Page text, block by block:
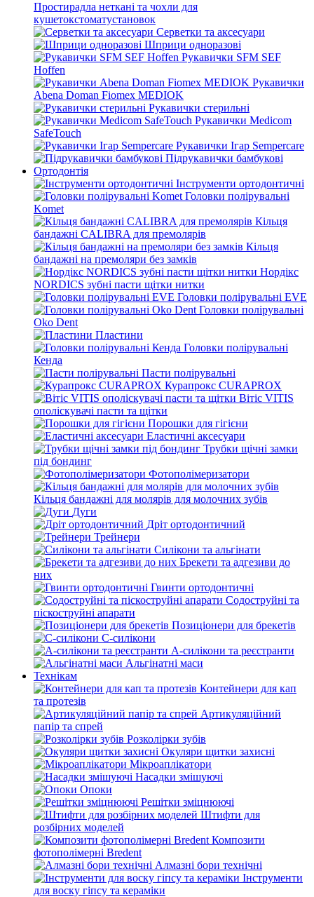
Простирадла неткані та чохли для
кушетокстоматустановок
Серветки та аксесуари
Шприци одноразові
Рукавички SFM SEF
Hoffen
Рукавички
Abena Doman Fiomex MEDIOK
Рукавички стерильні
Рукавички Medicom
SafeTouch
Рукавички Ігар Sempercare
Підрукавички бамбукові
Ортодонтія
Інструменти ортодонтичні
Головки полірувальні
Komet
Кільця
бандажні CALIBRA для премолярів
Кільця
бандажні на премоляри без замків
Нордікс
NORDICS зубні пасти щітки нитки
Головки полірувальні EVE
Головки полірувальні
Oko Dent
Пластини
Головки полірувальні
Кенда
Пасти полірувальні
Курапрокс CURAPROX
Вітіс VITIS
ополіскувачі пасти та щітки
Порошки для гігієни
Еластичні аксесуари
Трубки щічні замки
під бондинг
Фотополімеризатори
Кільця бандажні для молярів для молочних зубів
Дуги
Дріт ортодонтичний
Трейнери
Силікони та альгінати
Брекети та адгезиви до
них
Гвинти ортодонтичні
Содоструйні та
піскоструйні апарати
Позиціонери для брекетів
С-силікони
А-силікони та реєстранти
Альгінатні маси
Технікам
Контейнери для кап
та протезів
Артикуляційний
папір та спрей
Розколірки зубів
Окуляри щитки захисні
Мікроаплікатори
Насадки змішуючі
Опоки
Решітки зміцнюючі
Штифти для
розбірних моделей
Композити
фотополімерні Bredent
Алмазні бори технічні
Інструменти
для воску гіпсу та кераміки